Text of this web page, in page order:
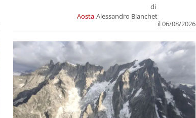
Aosta
di
Alessandro Bianchet
il 06/08/2026